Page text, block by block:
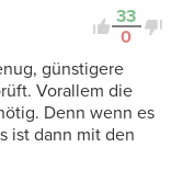
33
0
günstigere
Vorallem die
Denn wenn es
ist dann mit den